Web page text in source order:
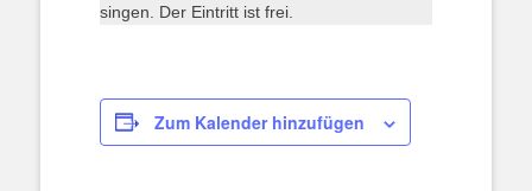
singen. Der Eintritt ist frei.
Zum Kalender hinzufügen